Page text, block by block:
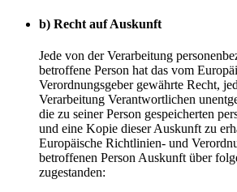
b) Recht auf Auskunft
Jede von der Verarbeitung
betroffene Person hat das vom
Verordnungsgeber gewährte Recht,
Verarbeitung Verantwortlichen
die zu seiner Person gespeicherten
und eine Kopie dieser Auskunft zu
Europäische Richtlinien- und
betroffenen Person Auskunft über
zugestanden: